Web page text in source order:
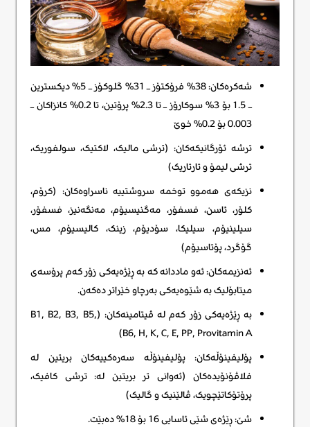
شەکرەکان: 38% فرۆکتۆز – 31% گلوکۆز – 5% دیکسترین
– 1.5 بۆ 3% سوکارۆز – تا 2.3% پرۆتین، تا 0.2% کانزاکان –
0.003 بۆ 0.2% خوێ
ترشە ئۆرگانیکەکان: (ترشی مالیک، لاکتیک، سولفوریک،
ترشی لیمۆ و تارتاریک)
نزیکەی هەموو توخمە سروشتییە ناسراوەکان: (کرۆم،
کلۆر، ئاسن، فسفۆر، مەگنیسیۆم، مەنگەنیز، فسفۆر،
سیلینیۆم، سیلیکا، سۆدیۆم، زینک، کالیسیۆم، مس،
گۆگرد، پۆتاسیۆم)
ئەنزیمەکان: ئەو ماددانە کە بە ڕێژەیەکی زۆر کەم پرۆسەی
میتابۆلیک بە شێوەیەکی بەرچاو خێراتر دەکەن.
بە ڕێژەیەکی زۆر کەم لە ڤیتامینەکان: (B1, B2, B3, B5,
B6, H, K, C, E, PP, Provitamin A)
پۆلیفینۆڵەکان: پۆلیفینۆڵە سەرەکییەکان بریتین لە
فلاڤۆنۆیدەکان (ئەوانی تر بریتین لە: ترشی کافیک،
پرۆتۆکاتێچویک، ڤالێنیک و گالیک)
شێ: ڕێژەی شێی ئاسایی 16 بۆ 18% دەبێت.